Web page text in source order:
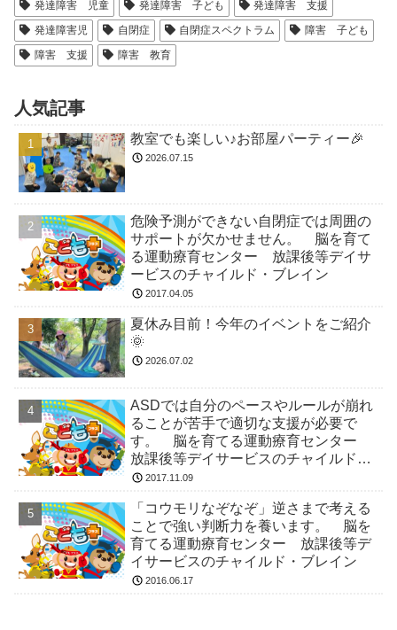
発達障害 児童 発達障害 子ども
発達障害 支援
発達障害児
自閉症 自閉症スペクトラム
障害 子ども
障害 支援
障害 教育
人気記事
教室でも楽しい♪お部屋パーティー🎉
2026.07.15
危険予測ができない自閉症では周囲の
サポートが欠かせません。 脳を育て
る運動療育センター 放課後等デイサ
ービスのチャイルド・ブレイン
2017.04.05
夏休み目前！今年のイベントをご紹介
🌞
2026.07.02
ASDでは自分のペースやルールが崩れ
ることが苦手で適切な支援が必要で
す。 脳を育てる運動療育センター
放課後等デイサービスのチャイルド・
ブレイン
2017.11.09
「コウモリなぞなぞ」逆さまで考える
ことで強い判断力を養います。 脳を
育てる運動療育センター 放課後等デ
イサービスのチャイルド・ブレイン
2016.06.17